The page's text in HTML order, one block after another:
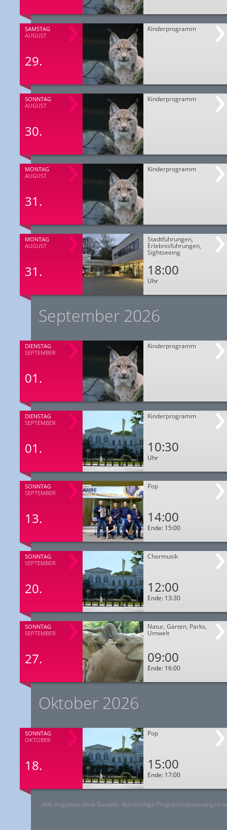
SAMSTAG
AUGUST
29.
Kinderprogramm
SONNTAG
AUGUST
30.
Kinderprogramm
MONTAG
AUGUST
31.
Kinderprogramm
MONTAG
AUGUST
31.
Stadtführungen,
Erlebnisführungen,
Sightseeing
18:00
Uhr
September 2026
DIENSTAG
SEPTEMBER
01.
Kinderprogramm
DIENSTAG
SEPTEMBER
01.
Kinderprogramm
10:30
Uhr
SONNTAG
SEPTEMBER
13.
Pop
14:00
Ende: 15:00
SONNTAG
SEPTEMBER
20.
Chormusik
12:00
Ende: 13:30
SONNTAG
SEPTEMBER
27.
Natur, Gärten, Parks,
Umwelt
09:00
Ende: 16:00
Oktober 2026
SONNTAG
OKTOBER
18.
Pop
15:00
Ende: 17:00
Alle Angaben ohne Gewähr. Kurzfristige Programmänderungen